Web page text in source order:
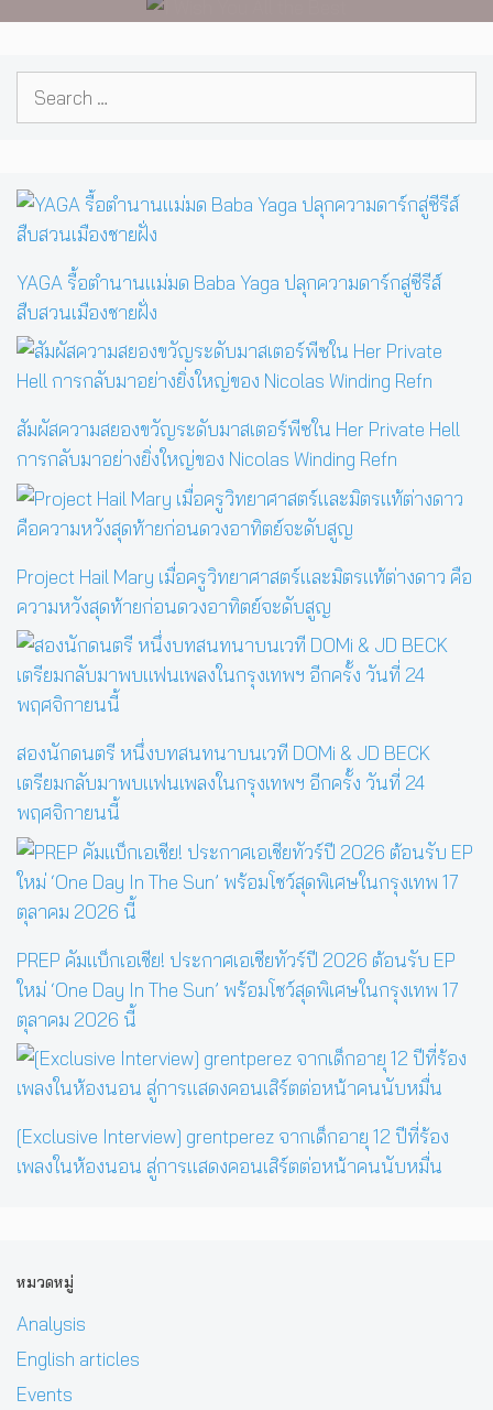
Search
YAGA รื้อตำนานแม่มด Baba Yaga ปลุกความดาร์กสู่ซีรีส์
สืบสวนเมืองชายฝั่ง
สัมผัสความสยองขวัญระดับมาสเตอร์พีซใน Her Private Hell
การกลับมาอย่างยิ่งใหญ่ของ Nicolas Winding Refn
Project Hail Mary เมื่อครูวิทยาศาสตร์และมิตรแท้ต่างดาว คือ
ความหวังสุดท้ายก่อนดวงอาทิตย์จะดับสูญ
สองนักดนตรี หนึ่งบทสนทนาบนเวที DOMi & JD BECK
เตรียมกลับมาพบแฟนเพลงในกรุงเทพฯ อีกครั้ง วันที่ 24
พฤศจิกายนนี้
PREP คัมแบ็กเอเชีย! ประกาศเอเชียทัวร์ปี 2026 ต้อนรับ EP
ใหม่ ‘One Day In The Sun’ พร้อมโชว์สุดพิเศษในกรุงเทพ 17
ตุลาคม 2026 นี้
[Exclusive Interview] grentperez จากเด็กอายุ 12 ปีที่ร้อง
เพลงในห้องนอน สู่การแสดงคอนเสิร์ตต่อหน้าคนนับหมื่น
หมวดหมู่
Analysis
English articles
Events